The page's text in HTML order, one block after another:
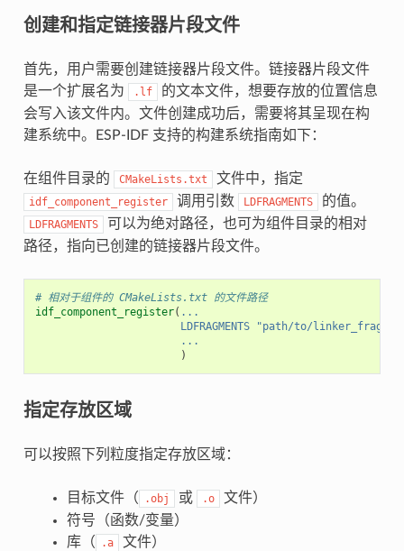
创建和指定链接器片段文件
首先，用户需要创建链接器片段文件。链接器片段文件
是一个扩展名为
.lf
的文本文件，想要存放的位置信息
会写入该文件内。文件创建成功后，需要将其呈现在构
建系统中。ESP-IDF 支持的构建系统指南如下：
在组件目录的 CMakeLists.txt 文件中，指定
idf_component_register 调用引数 LDFRAGMENTS 的值。
LDFRAGMENTS
可以为绝对路径，也可为组件目录的相对
路径，指向已创建的链接器片段文件。
# 相对于组件的 CMakeLists.txt 的文件路径
idf_component_register( ...
LDFRAGMENTS
"path/to/
...
)
指定存放区域
可以按照下列粒度指定存放区域：
目标文件（ .obj 或 .o
文件）
符号（函数/变量）
库（
.a 文件）